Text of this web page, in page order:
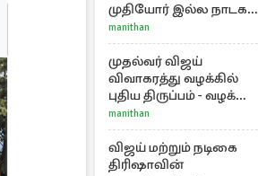
முதியோர் இல்ல நாடகம்
குறித்து குட்டி பத்மினி
பரபரப்பு பேட்டி
manithan
முதல்வர் விஜய்
விவாகரத்து வழக்கில்
புதிய திருப்பம் - வழக்கை
வாபஸ் பெற்ற சங்கீதா!
manithan
விஜய் மற்றும் நடிகை
திரிஷாவின்